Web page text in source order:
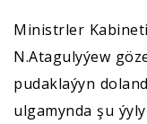
Ministrler
N.Atagulyýew
pudaklaýyn
ulgamynda şu